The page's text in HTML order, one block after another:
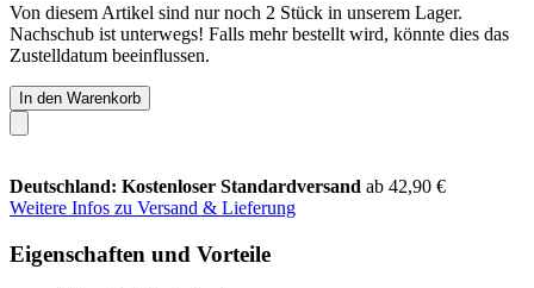
Von diesem Artikel sind nur noch 2 Stück in unserem Lager.
Nachschub ist unterwegs! Falls mehr bestellt wird, könnte dies das
Zustelldatum beeinflussen.
In den Warenkorb
Deutschland: Kostenloser Standardversand ab 42,90 €
Weitere Infos zu Versand & Lieferung
Eigenschaften und Vorteile